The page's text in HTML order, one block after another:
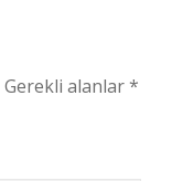
Gerekli alanlar*